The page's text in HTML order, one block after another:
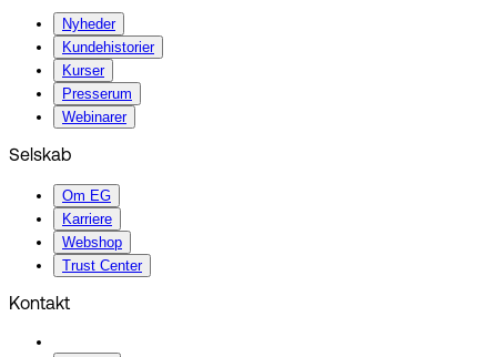
Nyheder
Kundehistorier
Kurser
Presserum
Webinarer
Selskab
Om EG
Karriere
Webshop
Trust Center
Kontakt